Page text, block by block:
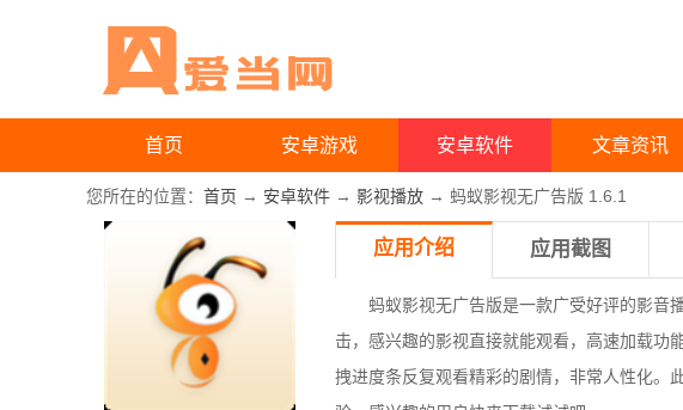
首页 安卓游戏 安卓软件 文章资讯
您所在的位置： 首页 → 安卓软件 → 影视播放 → 蚂蚁影视无广告版 1.6.1
应用介绍 应用截图
蚂蚁影视无广告版是一款广受好评的影音播
击，感兴趣的影视直接就能观看，高速加载功
拽进度条反复观看精彩的剧情，非常人性化。